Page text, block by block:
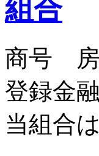
商号 房
登録金
当組合